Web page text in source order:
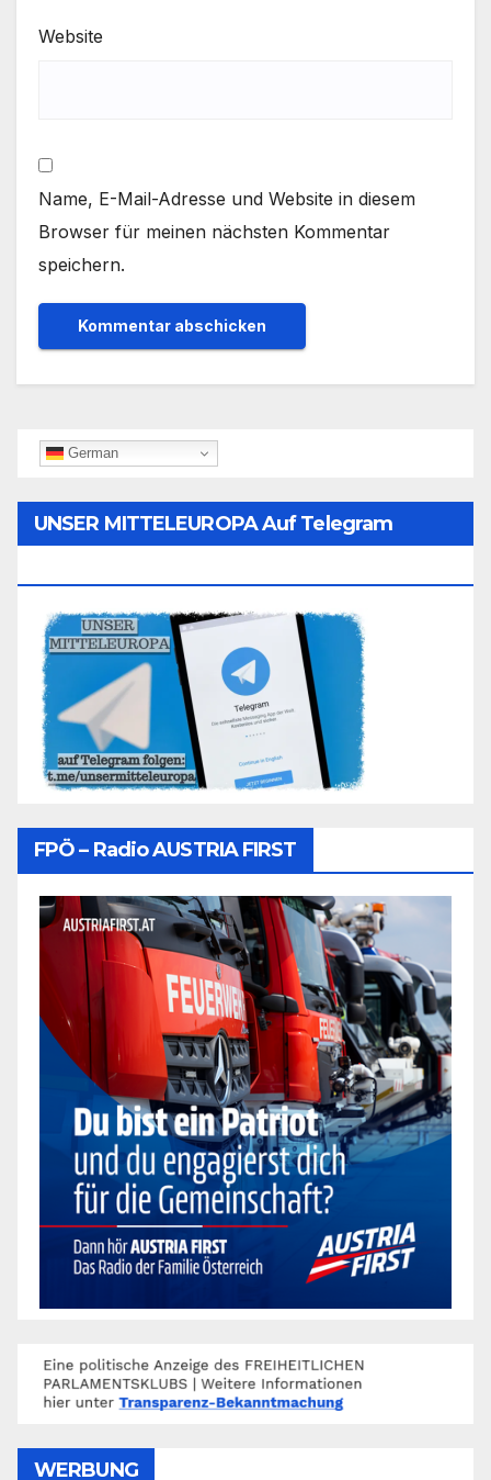
Website
Name, E-Mail-Adresse und Website in diesem
Browser für meinen nächsten Kommentar
speichern.
German
UNSER MITTELEUROPA Auf Telegram
FPÖ – Radio AUSTRIA FIRST
WERBUNG